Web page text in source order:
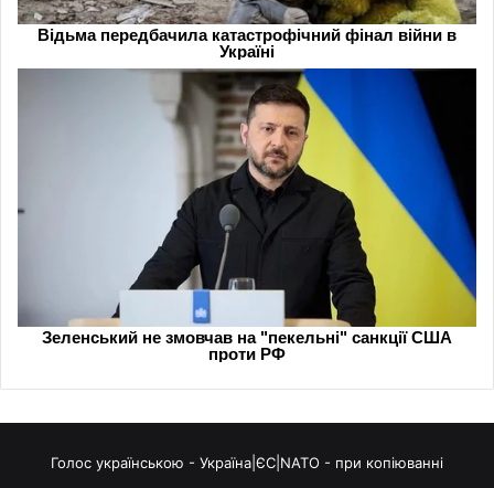
Голос українською - Україна|ЄС|NATO - при копіюванні